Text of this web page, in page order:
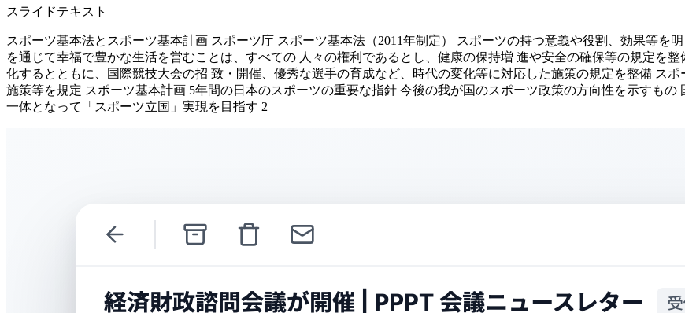
スライドテキスト
スポーツ基本法とスポーツ基本計画 スポーツ庁 スポーツ基本法（2011年制定） スポーツの持つ意義や役割、効果等を
を通じて幸福で豊かな生活を営むことは、すべての 人々の権利であるとし、健康の保持増 進や安全の確保等の規定を
化するとともに、国際競技大会の招 致・開催、優秀な選手の育成など、時代の変化等に対応した施策の規定を整備 ス
施策等を規定 スポーツ基本計画 5年間の日本のスポーツの重要な指針 今後の我が国のスポーツ政策の方向性を示すも
一体となって「スポーツ立国」実現を目指す 2